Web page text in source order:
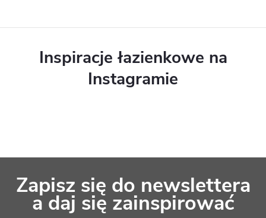
Inspiracje łazienkowe na
Instagramie
Zapisz się do newslettera
a daj się zainspirować